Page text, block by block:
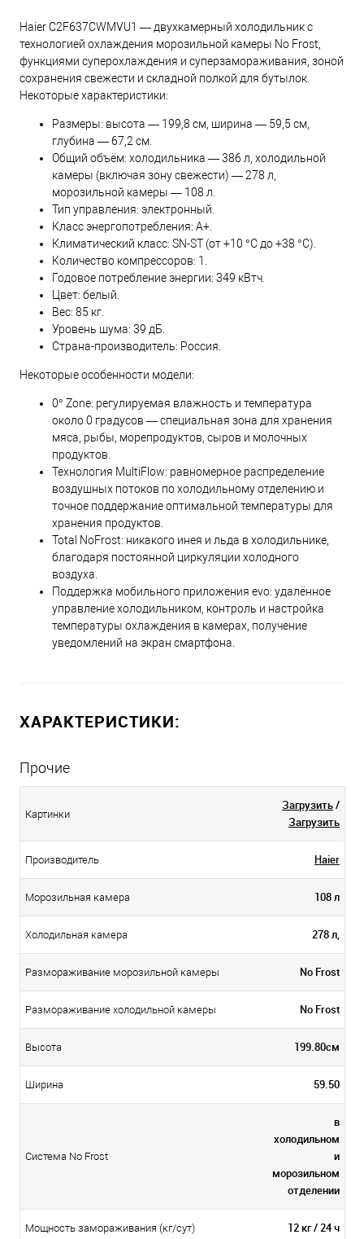
Haier C2F637CWMVU1 — двухкамерный холодильник с
технологией охлаждения морозильной камеры No Frost,
функциями суперохлаждения и суперзамораживания, зоной
сохранения свежести и складной полкой для бутылок.
Некоторые характеристики:
Размеры: высота — 199,8 см, ширина — 59,5 см,
глубина — 67,2 см.
Общий объём: холодильника — 386 л, холодильной
камеры (включая зону свежести) — 278 л,
морозильной камеры — 108 л.
Тип управления: электронный.
Класс энергопотребления: A+.
Климатический класс: SN-ST (от +10 °C до +38 °C).
Количество компрессоров: 1.
Годовое потребление энергии: 349 кВтч.
Цвет: белый.
Вес: 85 кг.
Уровень шума: 39 дБ.
Страна-производитель: Россия.
Некоторые особенности модели:
0° Zone: регулируемая влажность и температура
около 0 градусов — специальная зона для хранения
мяса, рыбы, морепродуктов, сыров и молочных
продуктов.
Технология MultiFlow: равномерное распределение
воздушных потоков по холодильному отделению и
точное поддержание оптимальной температуры для
хранения продуктов.
Total NoFrost: никакого инея и льда в холодильнике,
благодаря постоянной циркуляции холодного
воздуха.
Поддержка мобильного приложения evo: удалённое
управление холодильником, контроль и настройка
температуры охлаждения в камерах, получение
уведомлений на экран смартфона.
ХАРАКТЕРИСТИКИ:
Прочие
Картинки
Загрузить/
Загрузить
Производитель Haier
Морозильная камера 108 л
Холодильная камера 278 л,
Размораживание морозильной камеры No Frost
Размораживание холодильной камеры No Frost
Высота 199.80см
Ширина 59.50
Система No Frost
в
холодильном
и
морозильном
отделении
Мощность замораживания (кг/сут) 12 кг / 24 ч